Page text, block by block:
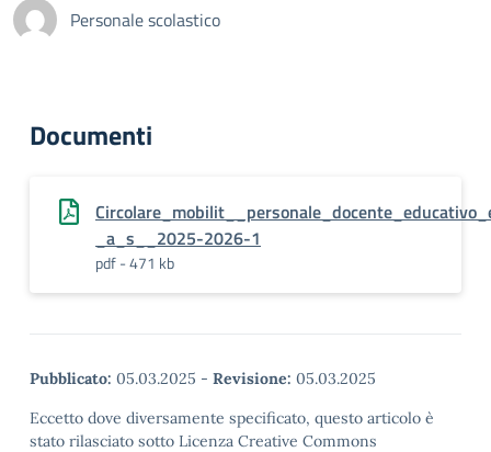
Personale scolastico
Documenti
_a_s__2025-2026-1
pdf - 471 kb
Pubblicato: 05.03.2025 - Revisione: 05.03.2025
Eccetto dove diversamente specificato, questo articolo è
stato rilasciato sotto Licenza Creative Commons